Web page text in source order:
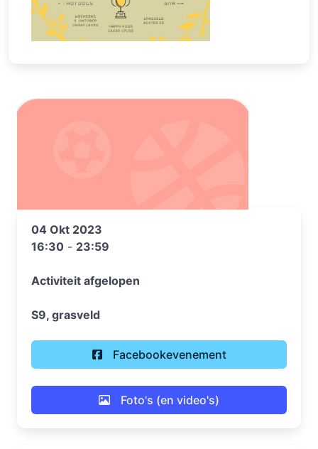
04 Okt 2023
16:30 - 23:59
Activiteit afgelopen
S9, grasveld
Facebookevenement
Foto's (en video's)